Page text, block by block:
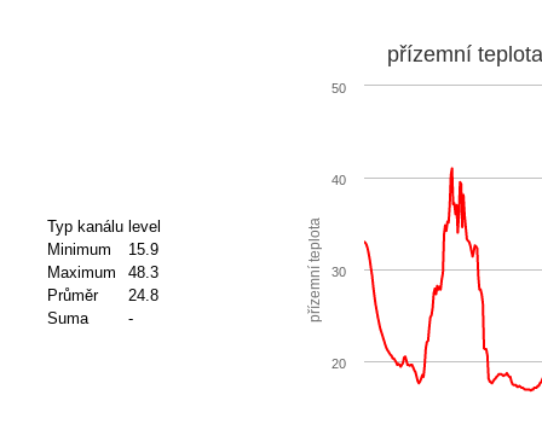
Typ kanálu level
Minimum
15.9
Maximum
48.3
Průměr
24.8
Suma
- přízemní teplota
přízemní
20
30
40
50